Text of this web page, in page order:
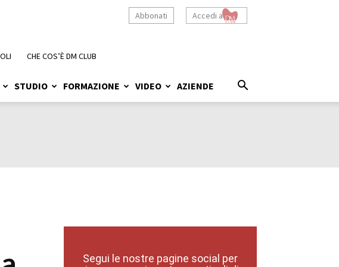
Accedi a
Abbonati
STUDIO FORMAZIONE VIDEO AZIENDE
CHE COS’È DM CLUB
Segui le nostre pagine social per